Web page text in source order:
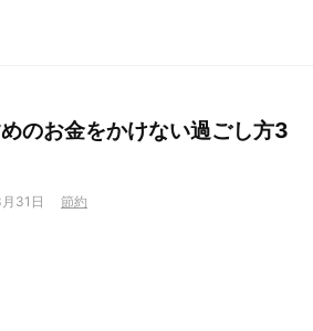
のお金をかけない過ごし方3
31日 節約